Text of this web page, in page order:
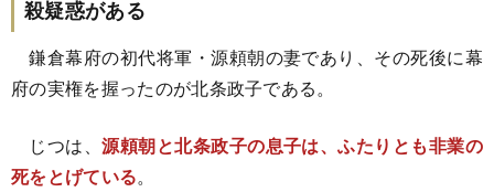
殺疑惑がある
鎌倉幕府の初代将軍・源頼朝の妻であり、その死後に幕
府の実権を握ったのが北条政子である。
じつは、源頼朝と北条政子の息子は、ふたりとも非業の
死をとげている。